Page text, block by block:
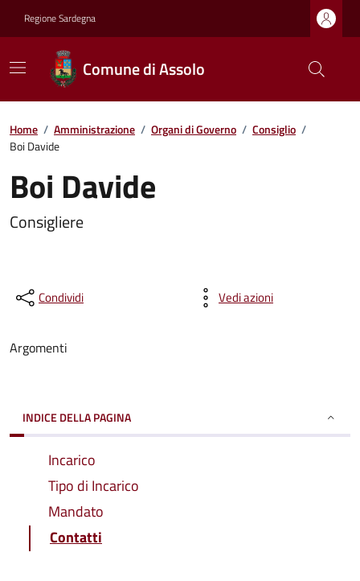
Regione Sardegna
Comune di Assolo
Home / Amministrazione / Organi di Governo / Consiglio /
Boi Davide
Boi Davide
Consigliere
Condividi Vedi azioni
Argomenti
INDICE DELLA PAGINA
Incarico
Tipo di Incarico
Mandato
Contatti